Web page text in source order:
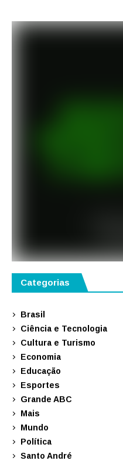
Categorias
Brasil
Ciência e Tecnologia
Cultura e Turismo
Economia
Educação
Esportes
Grande ABC
Mais
Mundo
Política
Santo André